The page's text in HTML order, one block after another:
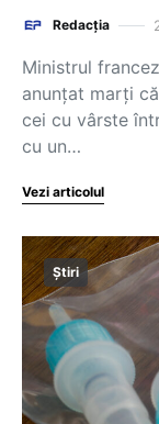
Redacția
Ministrul
anunţat marţi
cei cu vârste
cu un…
Vezi articolul
Știri